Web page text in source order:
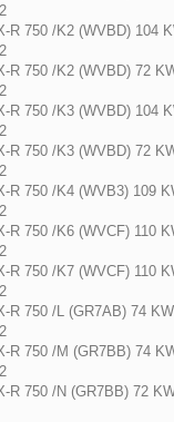
R 750 /K2 (WVBD) 104
R 750 /K2 (WVBD) 72
R 750 /K3 (WVBD) 104
R 750 /K3 (WVBD) 72
R 750 /K4 (WVB3) 109
R 750 /K6 (WVCF) 110
R 750 /K7 (WVCF) 110
R 750 /L (GR7AB) 74
R 750 /M (GR7BB) 74
R 750 /N (GR7BB) 72